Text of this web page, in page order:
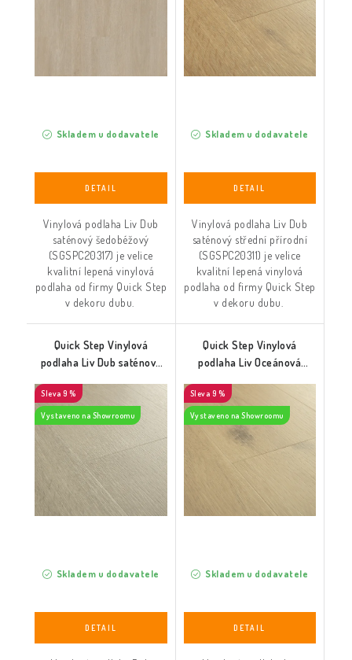
Skladem u dodavatele
Vinylová podlaha Liv Dub
saténový šedobéžový
(SGSPC20317) je velice
kvalitní lepená vinylová
podlaha od firmy Quick Step
v dekoru dubu.
Skladem u dodavatele
Vinylová podlaha Liv Dub
saténový střední přírodní
(SGSPC20311) je velice
kvalitní lepená vinylová
podlaha od firmy Quick Step
v dekoru dubu.
Quick Step Vinylová
podlaha Liv Dub saténový
9 %
Vystaveno na Showroomu
Skladem u dodavatele
Quick Step Vinylová
podlaha Liv Oceánová
(SGSPC20313)
9 %
Vystaveno na Showroomu
Skladem u dodavatele